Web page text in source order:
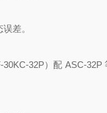
差。
32P）配 ASC-32P